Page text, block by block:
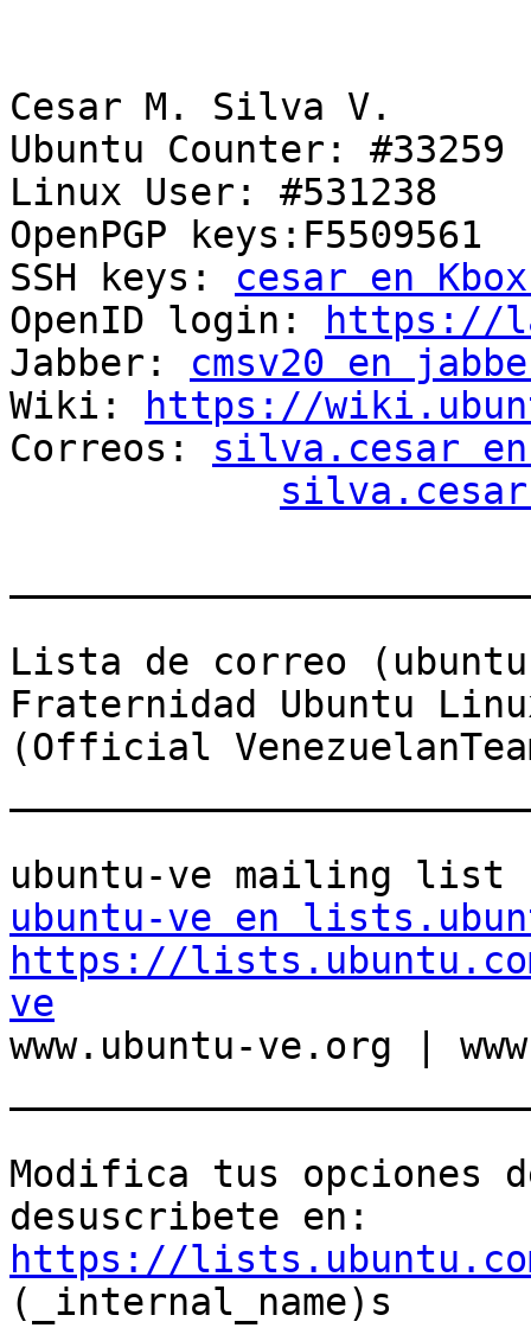
Cesar M. Silva V.
Ubuntu Counter: #33259
Linux User: #531238
OpenPGP keys:F5509561
SSH keys: cesar en
OpenID login:
https://
Jabber: cmsv20 en
Wiki:
https://
Correos: silva.cesar
silva.cesar
Lista de correo
Fraternidad Ubuntu
(Official
ubuntu-ve en
https://
ve
www.ubuntu-ve.org |
Modifica tus opciones
https://
(_internal_name)s